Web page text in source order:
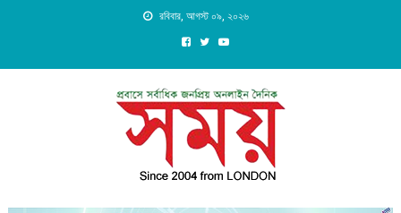
রবিবার, আগস্ট ০৯, ২০২৬
Daily Shomoy, Since 2004